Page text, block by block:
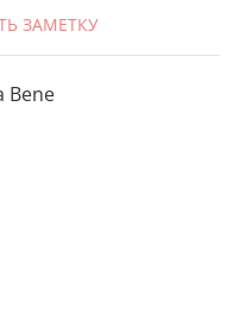
ЗАМЕТКУ
Bene